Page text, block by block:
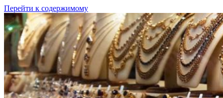
Перейти к содержимому